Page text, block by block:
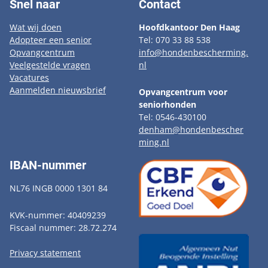
Snel naar
Wat wij doen
Adopteer een senior
Opvangcentrum
Veelgestelde vragen
Vacatures
Aanmelden nieuwsbrief
Contact
Hoofdkantoor Den Haag
Tel: 070 33 88 538
info@hondenbescherming.
nl
Opvangcentrum voor
seniorhonden
Tel: 0546-430100
denham@hondenbescher
ming.nl
IBAN-nummer
NL76 INGB 0000 1301 84
KVK-nummer: 40409239
Fiscaal nummer: 28.72.274
Privacy statement